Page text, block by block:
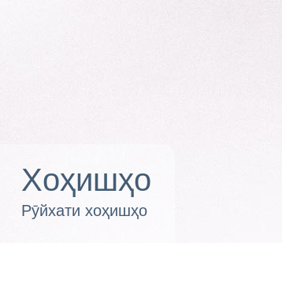
Хоҳишҳо
Рӯйхати хоҳишҳо